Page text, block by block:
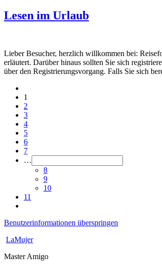
Lesen im Urlaub
Lieber Besucher, herzlich willkommen bei:
erläutert. Darüber hinaus sollten Sie sich
über den Registrierungsvorgang. Falls Sie sich
1
2
3
4
5
6
7
…
8
9
10
11
Benutzerinformationen überspringen
LaMujer
Master Amigo